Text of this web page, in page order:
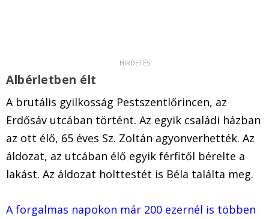
Albérletben élt
A brutális gyilkosság Pestszentlőrincen, az
Erdősáv utcában történt. Az egyik családi házban
az ott élő, 65 éves Sz. Zoltán agyonverhették. Az
áldozat, az utcában élő egyik férfitől bérelte a
lakást. Az áldozat holttestét is Béla találta meg.
A forgalmas napokon már 200 ezernél is többen